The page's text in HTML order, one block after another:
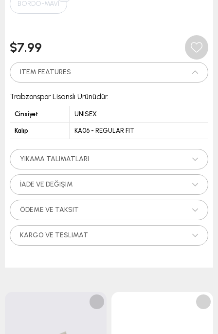
BORDO-MAVİ
$7.99
ITEM FEATURES
Trabzonspor Lisanslı Ürünüdür.
Cinsiyet UNISEX
Kalıp KA06 - REGULAR FIT
YIKAMA TALIMATLARI
İADE VE DEĞIŞIM
ÖDEME VE TAKSIT
KARGO VE TESLIMAT